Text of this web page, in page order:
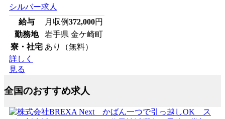
シルバー求人
給与
月収例372,000円
勤務地
岩手県 金ケ崎町
寮・社宅 あり（無料）
詳しく
見る
全国のおすすめ求人